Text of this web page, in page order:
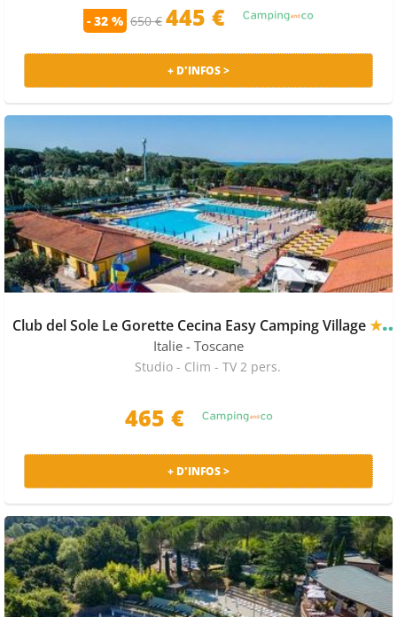
- 32 % 650 € 445 €
+ D'INFOS >
Club del Sole Le Gorette Cecina Easy Camping Village★★★
Italie - Toscane
Studio - Clim - TV 2 pers.
465 €
+ D'INFOS >